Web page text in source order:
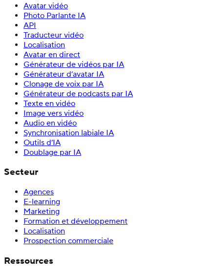
Avatar vidéo
Photo Parlante IA
API
Traducteur vidéo
Localisation
Avatar en direct
Générateur de vidéos par IA
Générateur d’avatar IA
Clonage de voix par IA
Générateur de podcasts par IA
Texte en vidéo
Image vers vidéo
Audio en vidéo
Synchronisation labiale IA
Outils d’IA
Doublage par IA
Secteur
Agences
E-learning
Marketing
Formation et développement
Localisation
Prospection commerciale
Ressources